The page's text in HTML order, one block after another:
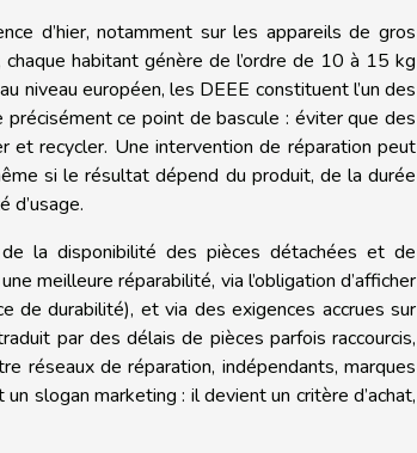
d’hier, notamment sur les appareils de gros
habitant génère de l’ordre de 10 à 15 kg
niveau européen, les DEEE constituent l’un des
ce point de bascule : éviter que des
et recycler. Une intervention de réparation peut
si le résultat dépend du produit, de la durée
d’usage.
la disponibilité des pièces détachées et de
meilleure réparabilité, via l’obligation d’afficher
de durabilité), et via des exigences accrues sur
par des délais de pièces parfois raccourcis,
réseaux de réparation, indépendants, marques
slogan marketing : il devient un critère d’achat,